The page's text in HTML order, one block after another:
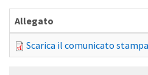
Allegato
Scarica il comunicato stampa